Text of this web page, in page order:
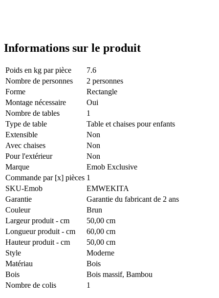
Informations sur le produit
Poids en kg par pièce
7.6
Nombre de personnes
2 personnes
Forme
Rectangle
Montage nécessaire
Oui
Nombre de tables
1
Type de table
Table et chaises pour enfants
Extensible
Non
Avec chaises
Non
Pour l'extérieur
Non
Marque
Emob Exclusive
Commande par [x] pièces 1
SKU-Emob
EMWEKITA
Garantie
Garantie du fabricant de 2 ans
Couleur
Brun
Largeur produit - cm
50,00 cm
Longueur produit - cm
60,00 cm
Hauteur produit - cm
50,00 cm
Style
Moderne
Matériau
Bois
Bois
Bois massif, Bambou
Nombre de colis
1